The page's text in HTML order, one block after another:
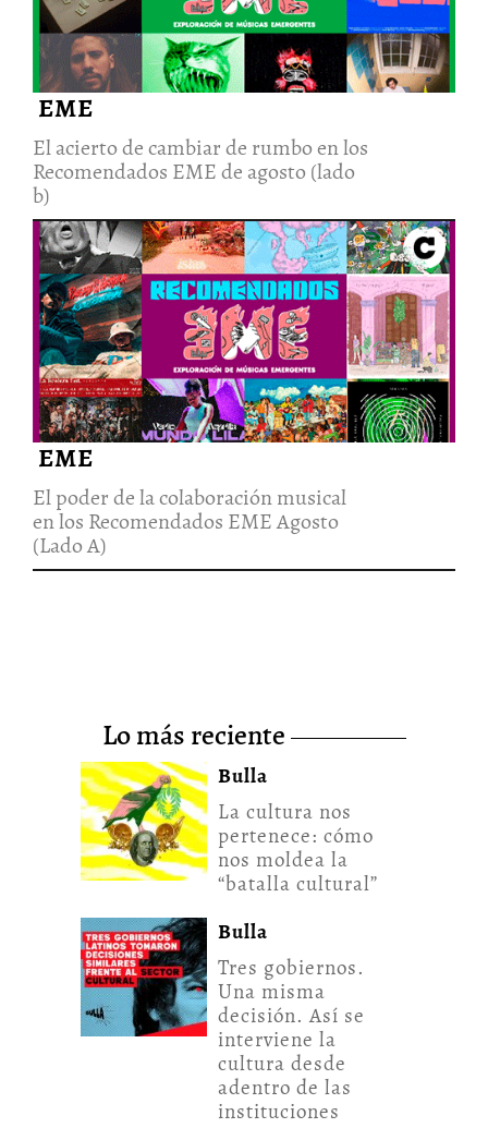
EME
El acierto de cambiar de rumbo en los
Recomendados EME de agosto (lado
b)
El poder de la colaboración
musical en los Recomendados
EME Agosto (Lado A)
21/Ago/2022
EME
El poder de la colaboración musical
en los Recomendados EME Agosto
(Lado A)
lo más reciente
Bulla
La cultura nos
pertenece: cómo
nos moldea la
“batalla cultural”
Bulla
Tres gobiernos.
Una misma
decisión. Así se
interviene la
cultura desde
adentro de las
instituciones